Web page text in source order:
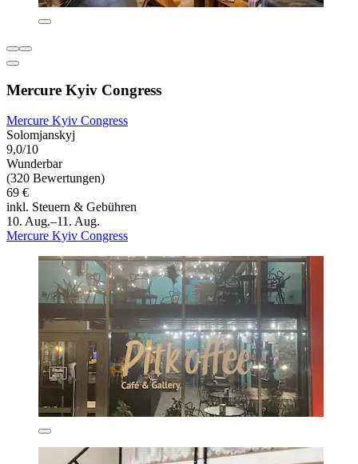
Mercure Kyiv Congress
Mercure Kyiv Congress
Solomjanskyj
9,0/10
Wunderbar
(320 Bewertungen)
69 €
inkl. Steuern & Gebühren
10. Aug.–11. Aug.
Mercure Kyiv Congress